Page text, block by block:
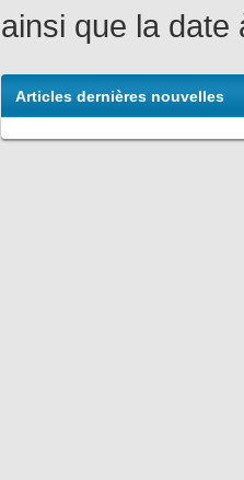
ainsi que la
Articles dernières nouvelles